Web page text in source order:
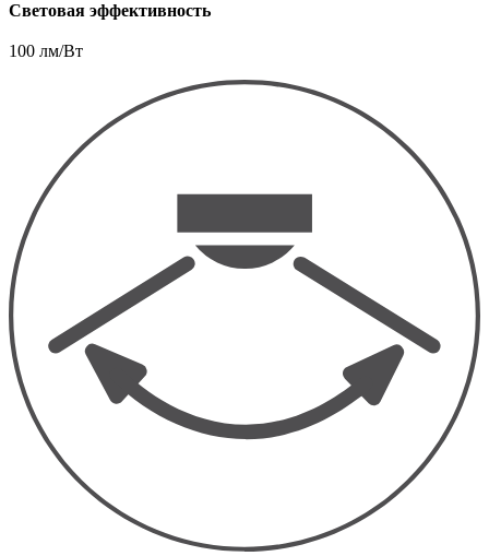
Световая эффективность
100 лм/Вт